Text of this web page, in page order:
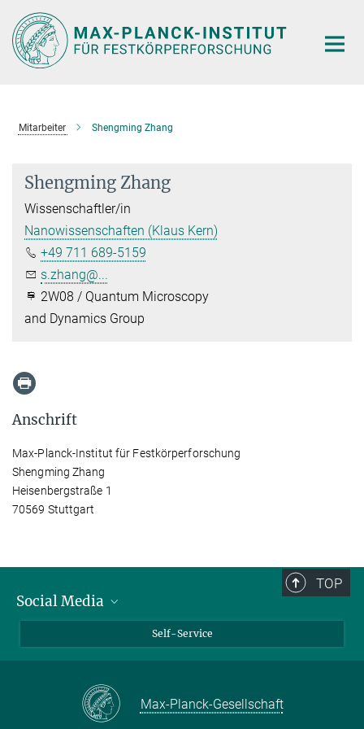
Hauptinhalt
Mitarbeiter Shengming Zhang
Shengming Zhang
Wissenschaftler/in
Nanowissenschaften (Klaus Kern)
+49 711 689-5159
s.zhang@...
2W08 / Quantum Microscopy
and Dynamics Group
Anschrift
Max-Planck-Institut für Festkörperforschung
Shengming Zhang
Heisenbergstraße 1
70569 Stuttgart
TOP
Social Media
Facebook
Self-Service
Max-Planck-Gesellschaft